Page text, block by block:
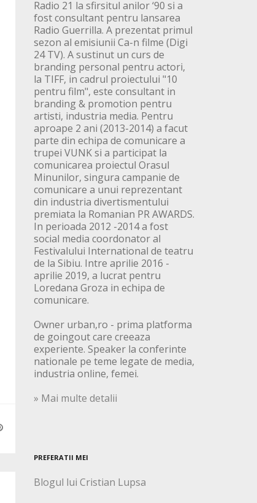
Radio 21 la sfirsitul anilor ‘90 si a
fost consultant pentru lansarea
Radio Guerrilla. A prezentat primul
sezon al emisiunii Ca-n filme (Digi
24 TV). A sustinut un curs de
branding personal pentru actori,
la TIFF, in cadrul proiectului "10
pentru film", este consultant in
branding & promotion pentru
artisti, industria media. Pentru
aproape 2 ani (2013-2014) a facut
parte din echipa de comunicare a
trupei VUNK si a participat la
comunicarea proiectul Orasul
Minunilor, singura campanie de
comunicare a unui reprezentant
din industria divertismentului
premiata la Romanian PR AWARDS.
In perioada 2012 -2014 a fost
social media coordonator al
Festivalului International de teatru
de la Sibiu. Intre aprilie 2016 -
aprilie 2019, a lucrat pentru
Loredana Groza in echipa de
comunicare.
Owner urban,ro - prima platforma
de goingout care creeaza
experiente. Speaker la conferinte
nationale pe teme legate de media,
industria online, femei.
» Mai multe detalii
PREFERATII MEI
Blogul lui Cristian Lupsa